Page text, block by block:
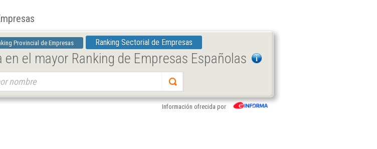
Provincial de Empresas Ranking Sectorial de Empresas
el mayor Ranking de Empresas Españolas
Información ofrecida por